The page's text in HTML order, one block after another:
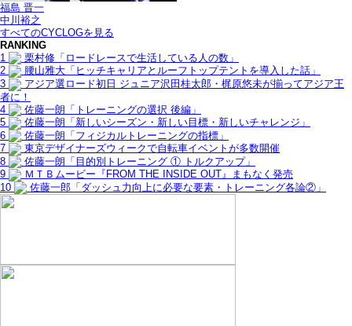
福島 晋一
中川裕之
すべてのCYCLOGを見る
RANKING
1
栗村修「ロードレースで生活している人の数」
2
腰山雅大「ヒッチキャリアとルーフトップテントを導入した話」
3
アジア選ロード初日 ジュニア沢田桂太郎・梶原悠未が揃ってアジア王
者に！
4
佐藤一朗「トレーニングの選択 後編」
5
佐藤一朗「新しいシーズン・新しい目標・新しいチャレンジ」
6
佐藤一朗「フィジカルトレーニングの指標」
7
東京デザイナーズウィークで自転車イベントが多数開催
8
佐藤一朗「目的別トレーニング ① トルクアップ」
9
ＭＴＢムービー『FROM THE INSIDE OUT』まもなく発売
10
佐藤一郎「ダッシュ力向上に必要な要素・トレーニング各論②」